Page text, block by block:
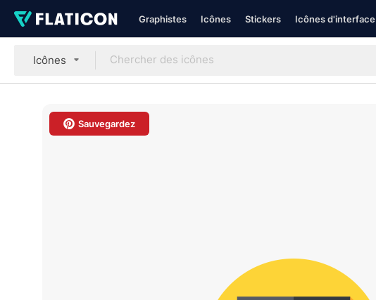
Graphistes Icônes Stickers Icônes d'interface
Icônes
Sauvegardez